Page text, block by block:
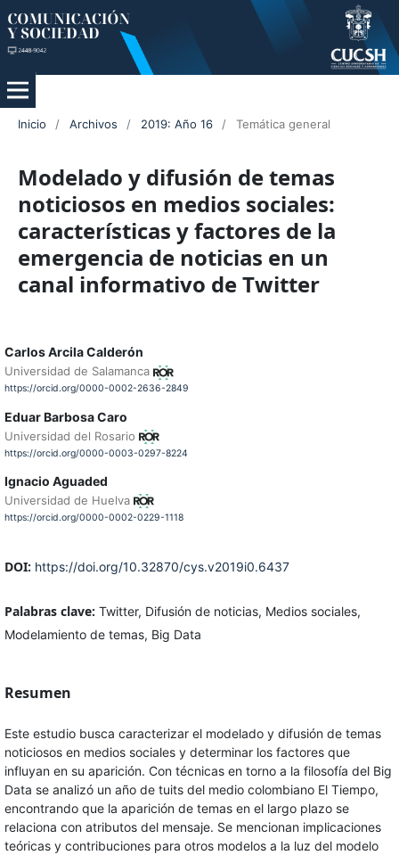
Inicio / Archivos / 2019: Año 16 / Temática general
Modelado y difusión de temas
noticiosos en medios sociales:
características y factores de la
emergencia de noticias en un
canal informativo de Twitter
Carlos Arcila Calderón
Universidad de Salamanca
https://orcid.org/0000-0002-2636-2849
Eduar Barbosa Caro
Universidad del Rosario
https://orcid.org/0000-0003-0297-8224
Ignacio Aguaded
Universidad de Huelva
https://orcid.org/0000-0002-0229-1118
DOI: https://doi.org/10.32870/cys.v2019i0.6437
Palabras clave: Twitter, Difusión de noticias, Medios sociales,
Modelamiento de temas, Big Data
Resumen
Este estudio busca caracterizar el modelado y difusión de temas
noticiosos en medios sociales y determinar los factores que
influyan en su aparición. Con técnicas en torno a la filosofía del Big
Data se analizó un año de tuits del medio colombiano El Tiempo,
encontrando que la aparición de temas en el largo plazo se
relaciona con atributos del mensaje. Se mencionan implicaciones
teóricas y contribuciones para otros modelos a la luz del modelo